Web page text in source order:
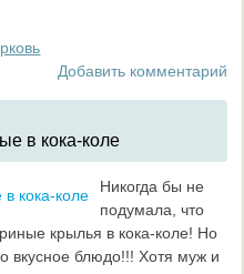
Добавить комментарий
в кока-коле
Никогда бы не
подумала, что
крылья в кока-коле! Но
вкусное блюдо!!! Хотя муж и